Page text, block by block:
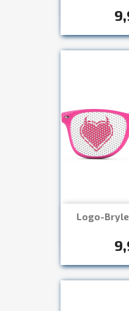
Logo-Bryle
